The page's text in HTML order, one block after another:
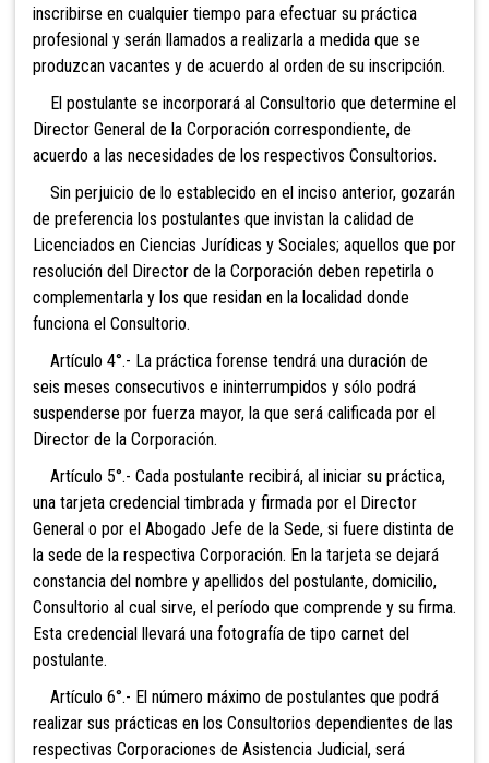
inscribirse en cualquier tiempo para efectuar su práctica
profesional y serán llamados a realizarla a medida que se
produzcan vacantes y de acuerdo al orden de su inscripción.
El postulante se incorporará al Consultorio que determine el
Director General de la Corporación correspondiente, de
acuerdo a las necesidades de los respectivos Consultorios.
Sin perjuicio de lo establecido en el inciso anterior, gozarán
de preferencia los postulantes que invistan la calidad de
Licenciados en Ciencias Jurídicas y Sociales; aquellos que por
resolución del Director de la Corporación deben repetirla o
complementarla y los que residan en la localidad donde
funciona el Consultorio.
Artículo 4°.- La práctica forense tendrá una duración de
seis meses consecutivos e ininterrumpidos y sólo podrá
suspenderse por fuerza mayor, la que será calificada por el
Director de la Corporación.
Artículo 5°.- Cada postulante recibirá, al iniciar su práctica,
una tarjeta credencial timbrada y firmada por el Director
General o por el Abogado Jefe de la Sede, si fuere distinta de
la sede de la respectiva Corporación. En la tarjeta se dejará
constancia del nombre y apellidos del postulante, domicilio,
Consultorio al cual sirve, el período que comprende y su firma.
Esta credencial llevará una fotografía de tipo carnet del
postulante.
Artículo 6°.- El número máximo de postulantes que podrá
realizar sus prácticas en los Consultorios dependientes de las
respectivas Corporaciones de Asistencia Judicial, será